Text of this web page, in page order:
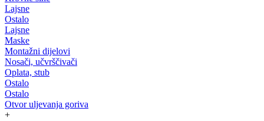
Lajsne
Ostalo
Lajsne
Maske
Montažni dijelovi
Nosači, učvrščivači
Oplata, stub
Ostalo
Ostalo
Otvor uljevanja goriva
+